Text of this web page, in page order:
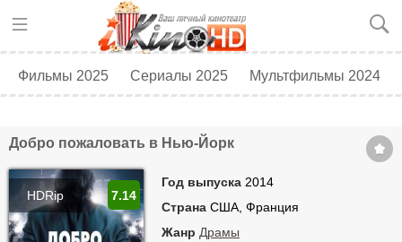
Фильмы 2025 Сериалы 2025 Мультфильмы 2024
Добро пожаловать в Нью-Йорк
HDRip
Год выпуска 2014
Страна США, Франция
Жанр Драмы
7.14